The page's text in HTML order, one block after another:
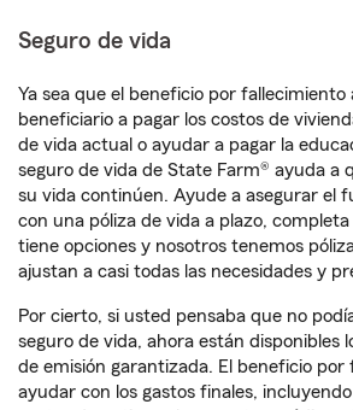
Seguro de vida
Ya sea que el beneficio por fallecimiento
beneficiario a pagar los costos de
de vida actual o ayudar a pagar la
seguro de vida de State Farm® ayuda a
su vida continúen. Ayude a asegurar el
con una póliza de vida a plazo,
tiene opciones y nosotros tenemos
ajustan a casi todas las necesidades y
Por cierto, si usted pensaba que no
seguro de vida, ahora están disponibles
de emisión garantizada. El beneficio
ayudar con los gastos finales,